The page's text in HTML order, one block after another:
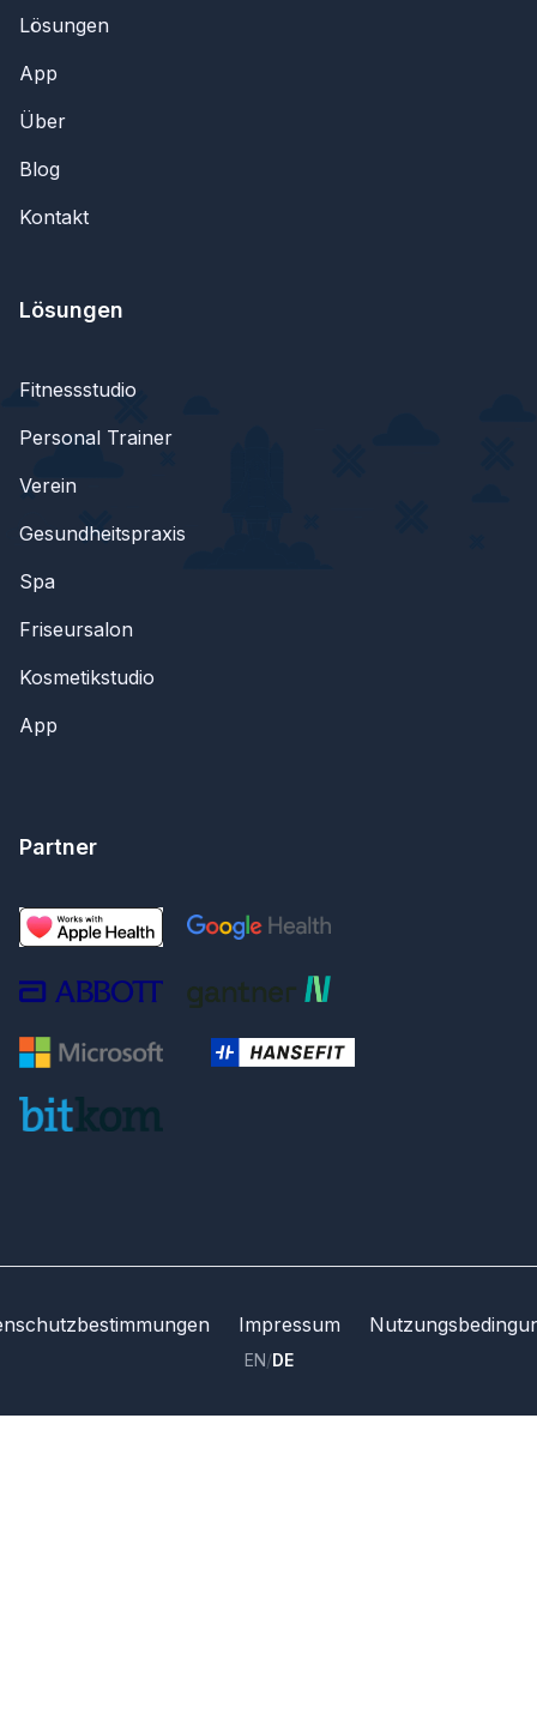
Lösungen
App
Über
Blog
Kontakt
Lösungen
Fitnessstudio
Personal Trainer
Verein
Gesundheitspraxis
Spa
Friseursalon
Kosmetikstudio
App
Partner
Impressum
EN/DE